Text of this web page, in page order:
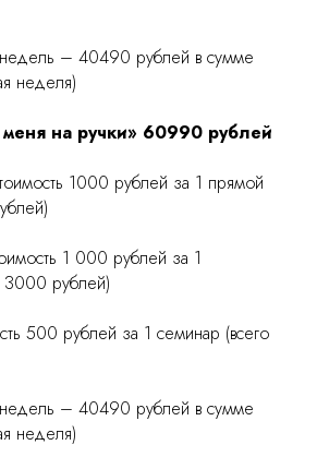
недель – 40490 рублей в сумме
неделя)
меня на ручки» 60990 рублей
1000 рублей за 1 прямой
1 000 рублей за 1
3000 рублей)
500 рублей за 1 семинар (всего
недель – 40490 рублей в сумме
неделя)